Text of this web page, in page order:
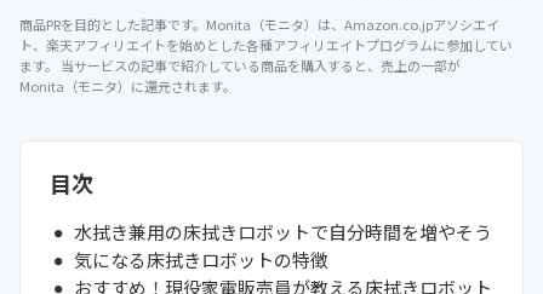
商品PRを目的とした記事です。Monita（モニタ）は、Amazon.co.jpアソシエイ
ト、楽天アフィリエイトを始めとした各種アフィリエイトプログラムに参加してい
ます。 当サービスの記事で紹介している商品を購入すると、売上の一部が
Monita（モニタ）に還元されます。
目次
水拭き兼用の床拭きロボットで自分時間を増やそう
気になる床拭きロボットの特徴
おすすめ！現役家電販売員が教える床拭きロボット